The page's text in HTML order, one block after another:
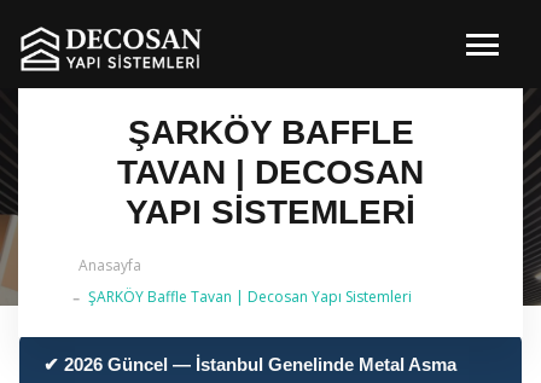
ŞARKÖY BAFFLE
TAVAN | DECOSAN
YAPI SISTEMLERI
Anasayfa
ŞARKÖY Baffle Tavan | Decosan Yapı Sistemleri
✔ 2026 Güncel — İstanbul Genelinde Metal Asma